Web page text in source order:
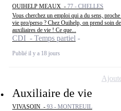
OUIHELP MEAUX - 77 - CHELLES
Vous cherchez un emploi qui a du sens,
vie pro/perso ? Chez Ouihelp, on prend soin
auxiliaires de vie ! Ce que...
CDI - Temps partiel
Publié il y a 18 jours
Auxiliaire de vie
VIVASOIN - 93 - MONTREUIL